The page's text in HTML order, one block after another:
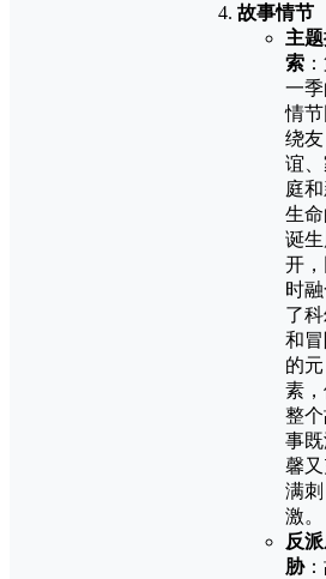
故事情节
主
索
一
情节
绕友
谊
庭
生
诞
开，
时
了
和
的元
素
整
事
馨
满刺
激。
反
胁